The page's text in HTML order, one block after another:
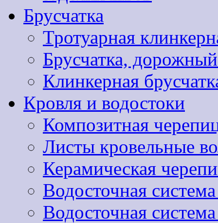
Брусчатка
Тротуарная
Брусчатка,
Клинкерная
Кровля и водостоки
Композитная
Листы кровельные
Керамическая
Водосточная
Водосточная